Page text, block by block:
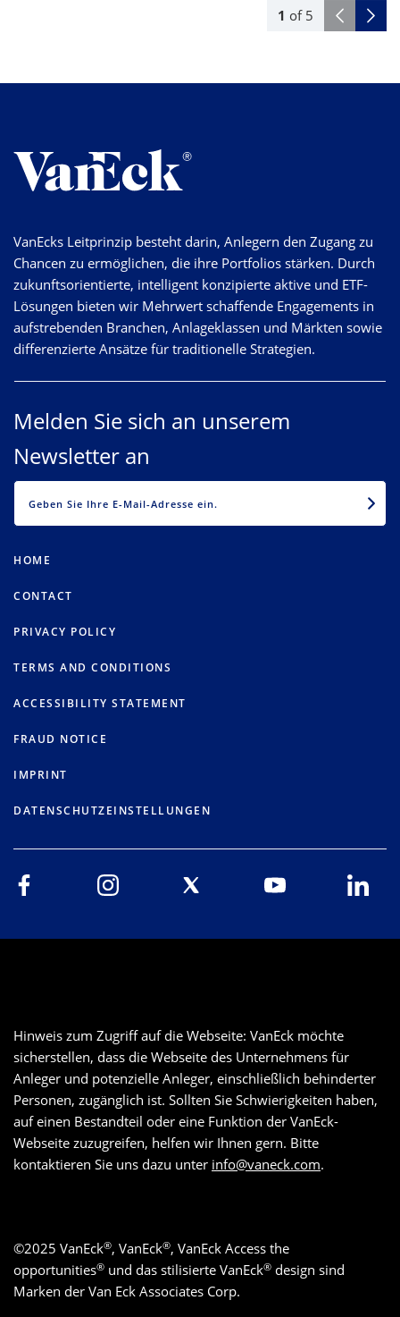
1 of 5
VanEcks Leitprinzip besteht darin, Anlegern den Zugang zu
Chancen zu ermöglichen, die ihre Portfolios stärken. Durch
zukunftsorientierte, intelligent konzipierte aktive und ETF-
Lösungen bieten wir Mehrwert schaffende Engagements in
aufstrebenden Branchen, Anlageklassen und Märkten sowie
differenzierte Ansätze für traditionelle Strategien.
Melden Sie sich an unserem
Newsletter an
HOME
CONTACT
PRIVACY POLICY
TERMS AND CONDITIONS
ACCESSIBILITY STATEMENT
FRAUD NOTICE
IMPRINT
DATENSCHUTZEINSTELLUNGEN
Hinweis zum Zugriff auf die Webseite: VanEck möchte
sicherstellen, dass die Webseite des Unternehmens für
Anleger und potenzielle Anleger, einschließlich behinderter
Personen, zugänglich ist. Sollten Sie Schwierigkeiten haben,
auf einen Bestandteil oder eine Funktion der VanEck-
Webseite zuzugreifen, helfen wir Ihnen gern. Bitte
kontaktieren Sie uns dazu unter info@vaneck.com.
©2025 VanEck®, VanEck®, VanEck Access the
opportunities® und das stilisierte VanEck® design sind
Marken der Van Eck Associates Corp.